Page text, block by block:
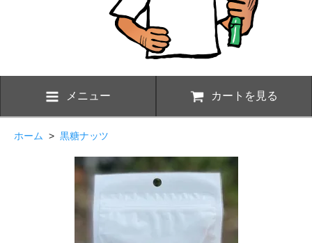
メニュー カートを見る
ホーム > 黒糖ナッツ